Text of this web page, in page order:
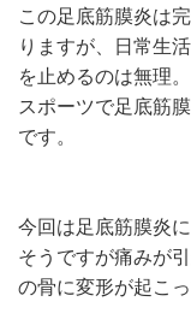
この足底筋膜炎は
りますが、日常生
を止めるのは無理。
スポーツで足底筋
です。
今回は足底筋膜炎
そうですが痛みが
の骨に変形が起こ